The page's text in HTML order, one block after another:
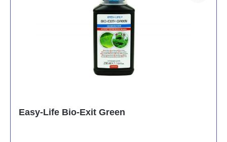
Easy-Life Bio-Exit Green